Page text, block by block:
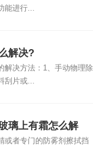
能进行...
解决?
解决方法：1、手动物理除
刮片或...
璃上有霜怎么解
或者专门的防雾剂擦拭挡